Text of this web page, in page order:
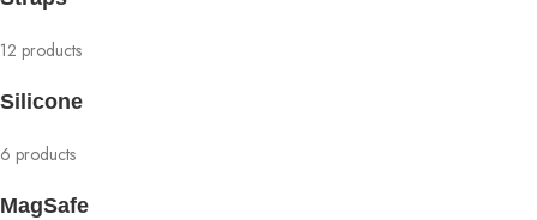
12 products
Silicone
6 products
MagSafe